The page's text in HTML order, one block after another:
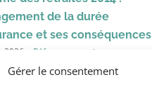
Gérer le consentement
de la durée
et ses conséquences
2026 Réformes retraites
des retraites 2014 :